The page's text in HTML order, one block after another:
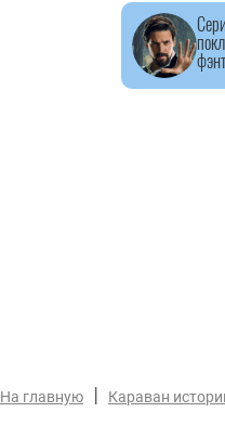
На главную | Караван